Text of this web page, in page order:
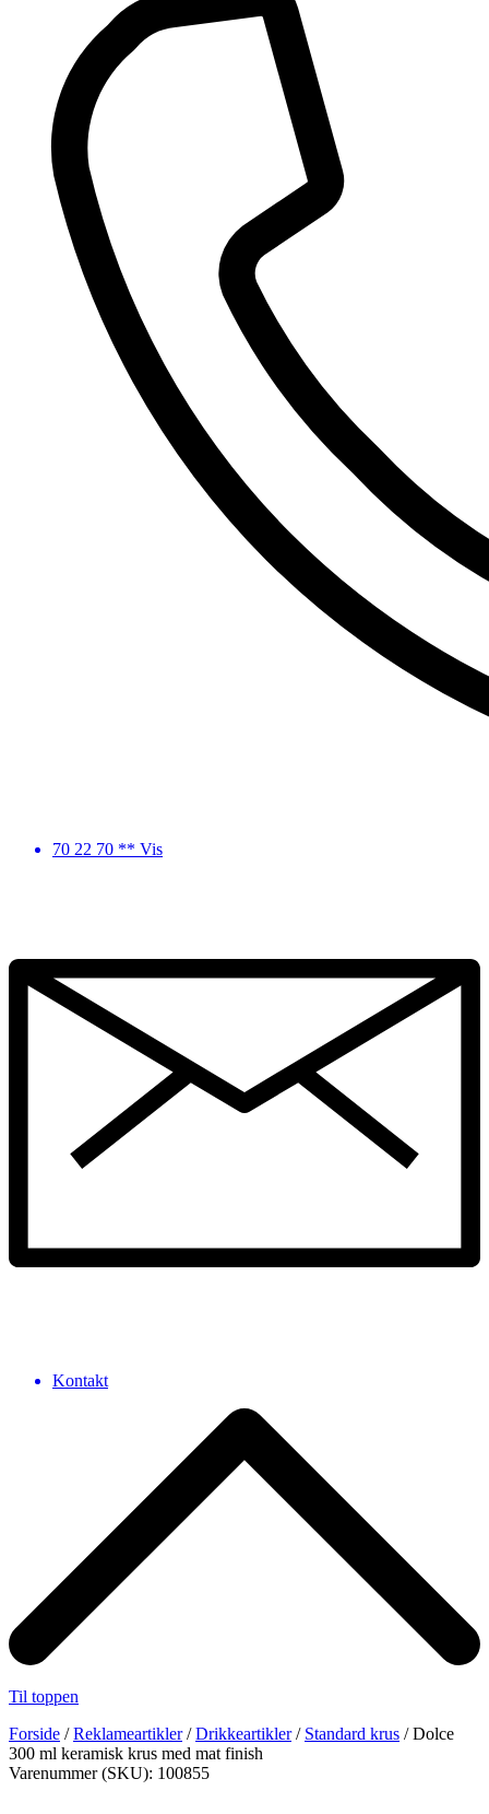
70 22 70 ** Vis
Kontakt
Til toppen
Forside /Reklameartikler/Drikkeartikler/ Standard krus / Dolce
300 ml keramisk krus med mat finish
Varenummer (SKU): 100855